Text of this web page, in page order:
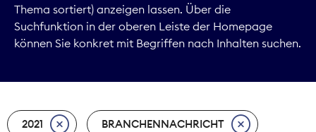
Kommunikation
Marktdaten
Nachhaltigkeit
Thema sortiert) anzeigen lassen. Über die
Suchfunktion in der oberen Leiste der Homepage
können Sie konkret mit Begriffen nach Inhalten suchen.
2021 BRANCHENNACHRICHT